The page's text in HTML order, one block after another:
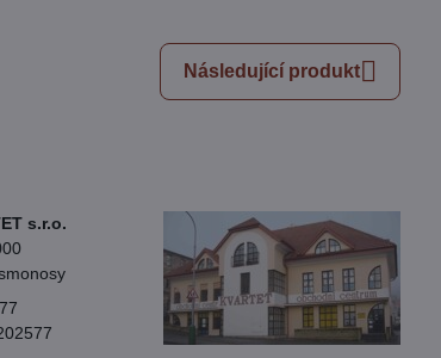
Následující produkt
s.r.o.